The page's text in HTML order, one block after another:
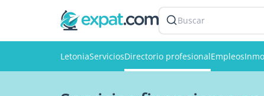
Buscar
LetoniaServiciosDirectorio profesionalEmpleos